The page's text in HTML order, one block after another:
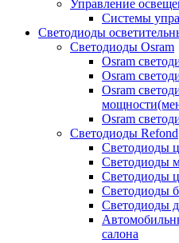
Управление
Системы
Светодиоды
Светодиоды Osram
Osram
Osram
Osram
Osram
Светодиоды Refond
Светодиоды
Светодиоды
Светодиоды
Светодиоды
Светодиоды
салона